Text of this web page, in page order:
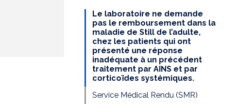
Le laboratoire ne demande
pas le remboursement dans la
maladie de Still de l’adulte,
chez les patients qui ont
présenté une réponse
inadéquate à un précédent
traitement par AINS et par
corticoïdes systémiques.
Service Médical Rendu (SMR)